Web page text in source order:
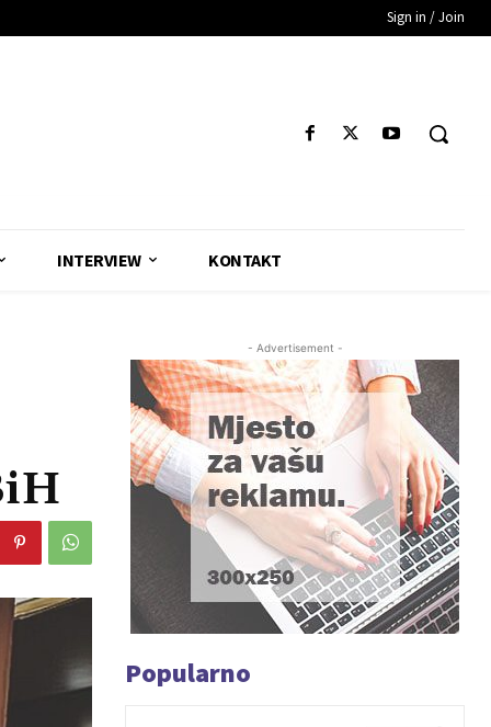
Sign in / Join
INTERVIEW KONTAKT
- Advertisement -
Popularno